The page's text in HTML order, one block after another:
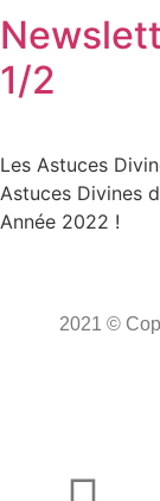
1/2
Les Astuces
Astuces Divines
Année 2022 !
2021 ©